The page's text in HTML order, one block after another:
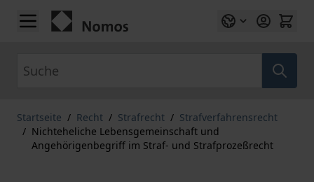
Zum Inhalt springen
Startseite / Recht / Strafrecht / Strafverfahrensrecht
/ Nichteheliche Lebensgemeinschaft und
Angehörigenbegriff im Straf- und Strafprozeßrecht